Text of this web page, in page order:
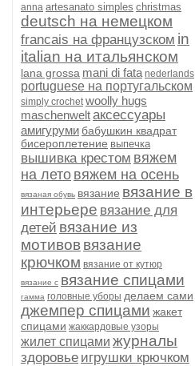
anna artesanato simples christmas
deutsch на немецком
francais на французском in
italian на итальянском
lana grossa mani di fata nederlands
portuguese на португальском
simply crochet woolly hugs
maschenweltаксессуары
амигурумибабушкин квадрат
бисероплетение выпечка
вышивка крестом вяжем
на лето вяжем на осень
вязаная обувь вязание вязание в
интерьере вязание для
детей вязание из
мотивоввязание
крючком вязание от кутюр
вязание с вязание спицами
гамма головные уборы делаем сами
джемпер спицами жакет
спицами жаккардовые узоры
жилет спицами журналы
здоровье игрушки крючком